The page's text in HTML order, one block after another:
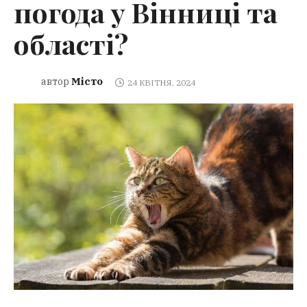
погода у Вінниці та
області?
автор Місто 24 КВІТНЯ, 2024